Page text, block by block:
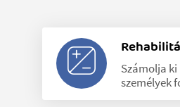
Számolja
személyek